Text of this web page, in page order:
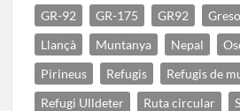
GR-92
GR-175 GR92
Llançà
Muntanya Nepal
Pirineus
Refugis
Refugis de
Refugi Ulldeter
Ruta circular